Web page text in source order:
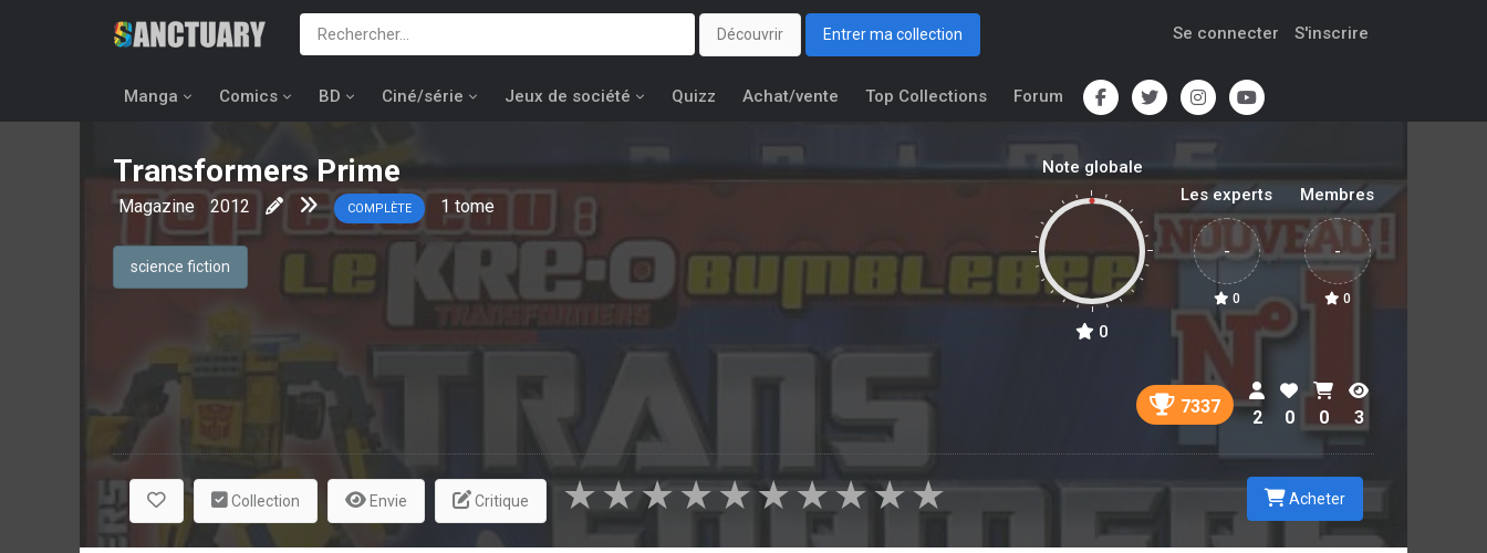
Découvrir Entrer ma collection Se connecter S'inscrire
Manga Comics BD Ciné/série Jeux de société Quizz Achat/vente Top Collections Forum
Transformers Prime
Magazine 2012 COMPLÈTE 1 tome
science fiction
Note globale
0
Les experts
-
0
Membres
-
0
7337
2 0 0 3
Collection Envie Critique ★
★
★
★
★
★
★
★
★
★ Acheter